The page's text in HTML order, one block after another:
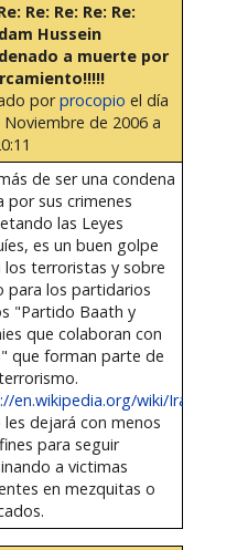
Re: Re: Re: Re:
Hussein
a muerte por
porprocopio el día
Noviembre de 2006 a
de ser una condena
por sus crimenes
las Leyes
es un buen golpe
los terroristas y sobre
para los partidarios
"Partido Baath y
que colaboran con
que forman parte de
en.wikipedia.org/wiki/
les dejará con menos
para seguir
a victimas
en mezquitas o